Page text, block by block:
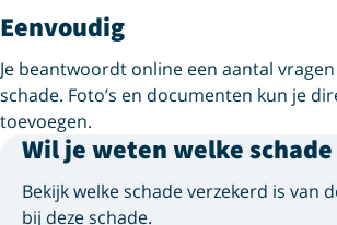
Eenvoudig
Je beantwoordt online een aantal
schade. Foto’s en documenten kun je
toevoegen.
Wil je weten welke
Bekijk welke schade verzekerd is van
bij deze schade.